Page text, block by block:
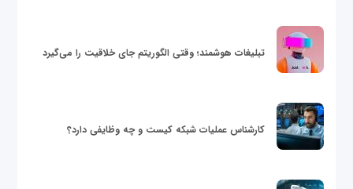
تبلیغات هوشمند؛ وقتی الگوریتم جای خلاقیت را می‌گیرد
کارشناس عملیات شبکه کیست و چه وظایفی دارد؟